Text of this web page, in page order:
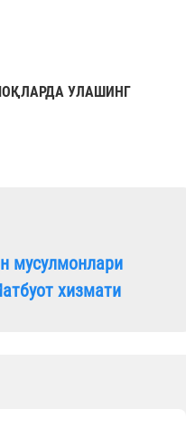
УЛАШИНГ
мусулмонлари
хизмати